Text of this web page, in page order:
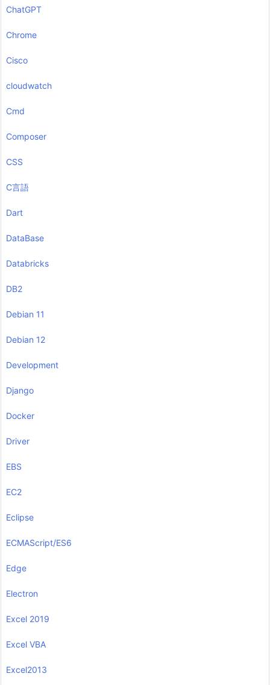
ChatGPT
Chrome
Cisco
cloudwatch
Cmd
Composer
CSS
C言語
Dart
DataBase
Databricks
DB2
Debian 11
Debian 12
Development
Django
Docker
Driver
EBS
EC2
Eclipse
ECMAScript/ES6
Edge
Electron
Excel 2019
Excel VBA
Excel2013